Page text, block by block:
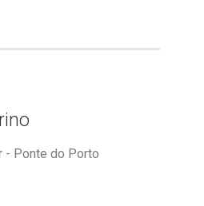
- Ponte do Porto